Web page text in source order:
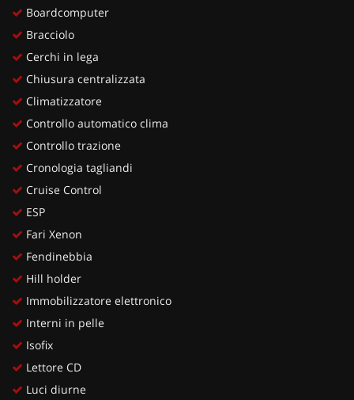
Boardcomputer
Bracciolo
Cerchi in lega
Chiusura centralizzata
Climatizzatore
Controllo automatico clima
Controllo trazione
Cronologia tagliandi
Cruise Control
ESP
Fari Xenon
Fendinebbia
Hill holder
Immobilizzatore elettronico
Interni in pelle
Isofix
Lettore CD
Luci diurne